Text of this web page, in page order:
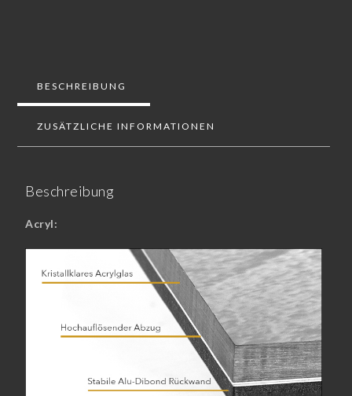
BESCHREIBUNG
ZUSÄTZLICHE INFORMATIONEN
Beschreibung
Acryl: